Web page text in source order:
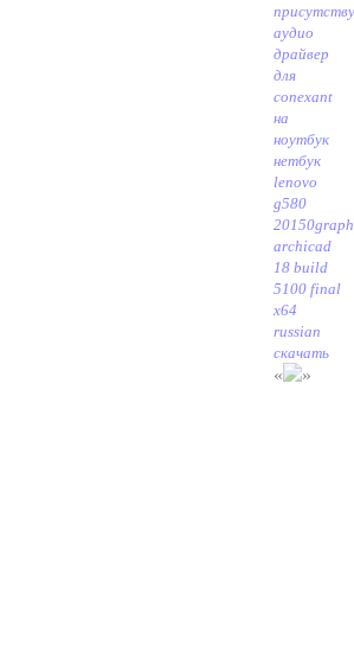
аудио
драйвер
для
conexant
на
ноутбук
нетбук
lenovo
g580
20150
archicad
18 build
5100 final
x64
russian
скачать